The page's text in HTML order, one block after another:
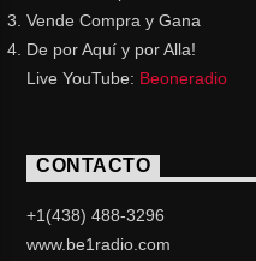
Vende Compra y Gana
De por Aquí y por Alla!
Live YouTube: Beoneradio
CONTACTO
+1(438) 488-3296
www.be1radio.com